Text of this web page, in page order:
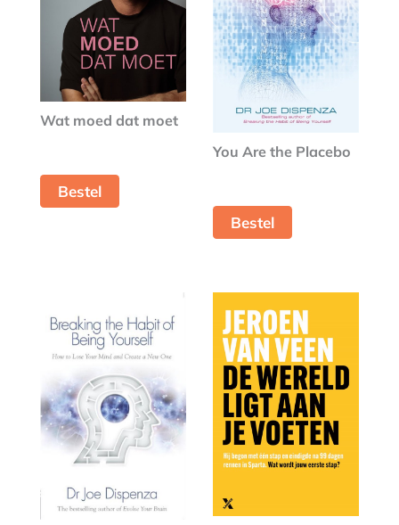
Wat moed dat moet
Bestel
You Are the Placebo
Bestel